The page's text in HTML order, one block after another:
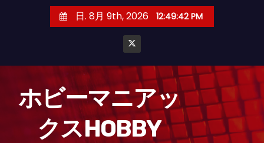
日. 8月 9th, 2026 12:49:44 PM
ホビーマニアッ
クスHOBBY